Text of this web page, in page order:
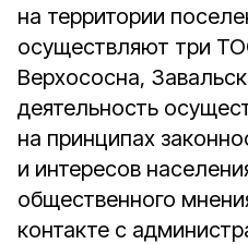
на территории
осуществляют три
Верхососна,
деятельность
на принципах
и интересов
общественного
контакте с